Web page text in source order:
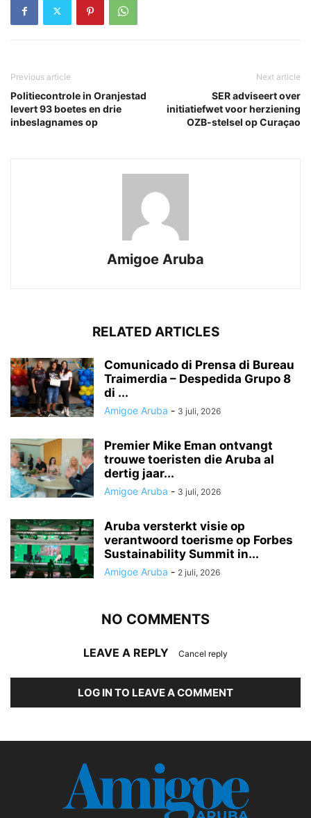
Previous article
Politiecontrole in Oranjestad
levert 93 boetes en drie
inbeslagnames op
Next article
SER adviseert over
initiatiefwet voor herziening
OZB-stelsel op Curaçao
Amigoe Aruba
RELATED ARTICLES
Comunicado di Prensa di Bureau
Traimerdia – Despedida Grupo 8
di ...
Amigoe Aruba - 3 juli, 2026
Premier Mike Eman ontvangt
trouwe toeristen die Aruba al
dertig jaar...
Amigoe Aruba - 3 juli, 2026
Aruba versterkt visie op
verantwoord toerisme op Forbes
Sustainability Summit in...
Amigoe Aruba - 2 juli, 2026
NO COMMENTS
LEAVE A REPLY Cancel reply
LOG IN TO LEAVE A COMMENT